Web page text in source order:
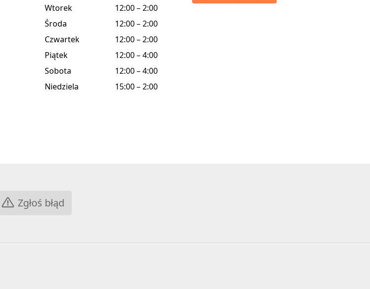
Wtorek
12:00 – 2:00
Środa
12:00 – 2:00
Czwartek
12:00 – 2:00
Piątek
12:00 – 4:00
Sobota
12:00 – 4:00
Niedziela
15:00 – 2:00
Zgłoś błąd